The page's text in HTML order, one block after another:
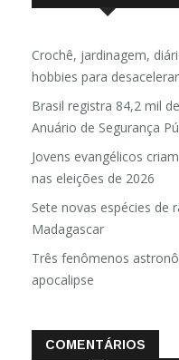
Crochê, jardinagem,
hobbies para desacelerar
Brasil registra 84,2 mil
Anuário de Segurança
Jovens evangélicos
nas eleições de 2026
Sete novas espécies de
Madagascar
Três fenômenos
apocalipse
COMENTÁRIOS